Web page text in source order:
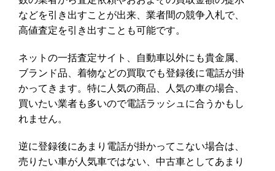
などを引き出すことが出来、業者間の競争入札で、
高値査定を引き出すことも可能です。
ネットの一括査定サイト、自動車以外にも貴金属、
ブランド品、着物などの買取でも登録後に電話が掛
かってきます。特に人気の商品、人気の車の場合、
買いたい業者も多いので電話ラッシュに合うかもし
れません。
逆に登録後にあまり電話が掛かってこない場合は、
売りたい車が人気車ではない、中古車としてあまり